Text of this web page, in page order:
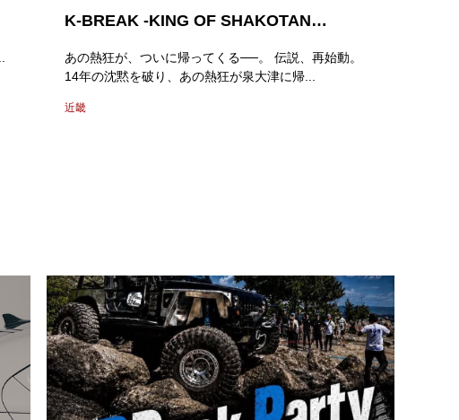
K-BREAK -KING OF SHAKOTAN
あの熱狂が、ついに帰ってくる──。 伝説、再始動。
14年の沈黙を破り、あの熱狂が泉大津に帰...
近畿